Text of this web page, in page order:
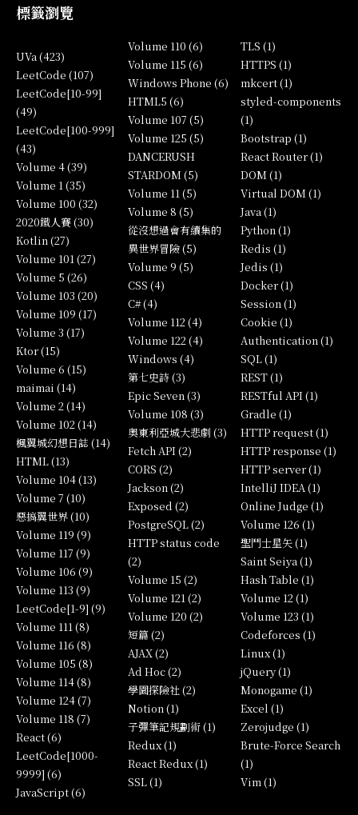
標籤瀏覽
UVa (423)
LeetCode (107)
LeetCode[10-99]
(49)
LeetCode[100-999]
(43)
Volume 4 (39)
Volume 1 (35)
Volume 100 (32)
2020鐵人賽 (30)
Kotlin (27)
Volume 101 (27)
Volume 5 (26)
Volume 103 (20)
Volume 109 (17)
Volume 3 (17)
Ktor (15)
Volume 6 (15)
maimai (14)
Volume 2 (14)
Volume 102 (14)
楓翼城幻想日誌 (14)
HTML (13)
Volume 104 (13)
Volume 7 (10)
惡搞翼世界 (10)
Volume 119 (9)
Volume 117 (9)
Volume 106 (9)
Volume 113 (9)
LeetCode[1-9] (9)
Volume 111 (8)
Volume 116 (8)
Volume 105 (8)
Volume 114 (8)
Volume 124 (7)
Volume 118 (7)
React (6)
LeetCode[1000-
9999] (6)
JavaScript (6)
Volume 110 (6)
Volume 115 (6)
Windows Phone (6)
HTML5 (6)
Volume 107 (5)
Volume 125 (5)
DANCERUSH
STARDOM (5)
Volume 11 (5)
Volume 8 (5)
從沒想過會有續集的
異世界冒險 (5)
Volume 9 (5)
CSS (4)
C# (4)
Volume 112 (4)
Volume 122 (4)
Windows (4)
第七史詩 (3)
Epic Seven (3)
Volume 108 (3)
奧東利亞城大悲劇 (3)
Fetch API (2)
CORS (2)
Jackson (2)
Exposed (2)
PostgreSQL (2)
HTTP status code
(2)
Volume 15 (2)
Volume 121 (2)
Volume 120 (2)
短篇 (2)
AJAX (2)
Ad Hoc (2)
學園探險社 (2)
Notion (1)
子彈筆記規劃術 (1)
Redux (1)
React Redux (1)
SSL (1)
TLS (1)
HTTPS (1)
mkcert (1)
styled-components
(1)
Bootstrap (1)
React Router (1)
DOM (1)
Virtual DOM (1)
Java (1)
Python (1)
Redis (1)
Jedis (1)
Docker (1)
Session (1)
Cookie (1)
Authentication (1)
SQL (1)
REST (1)
RESTful API (1)
Gradle (1)
HTTP request (1)
HTTP response (1)
HTTP server (1)
IntelliJ IDEA (1)
Online Judge (1)
Volume 126 (1)
聖鬥士星矢 (1)
Saint Seiya (1)
Hash Table (1)
Volume 12 (1)
Volume 123 (1)
Codeforces (1)
Linux (1)
jQuery (1)
Monogame (1)
Excel (1)
Zerojudge (1)
Brute-Force Search
(1)
Vim (1)